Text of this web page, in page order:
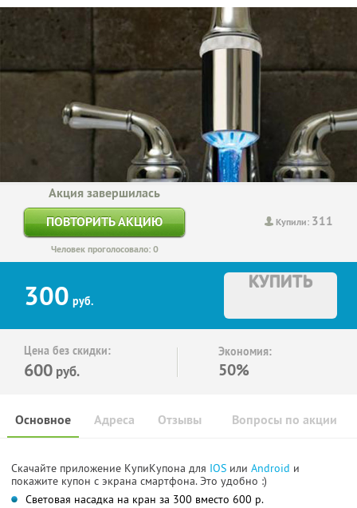
Купили: 311
Акция завершилась
ПОВТОРИТЬ АКЦИЮ
Человек проголосовало: 0
300 руб.
КУПИТЬ
Цена без скидки:
600 руб.
Экономия:
50%
Основное Отзывы Вопросы по акции
Адреса
Скачайте приложение КупиКупона для IOS или Android и
покажите купон с экрана смартфона. Это удобно :)
Световая насадка на кран за 300 вместо 600 р.